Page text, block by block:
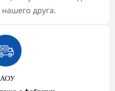
нашего друга.